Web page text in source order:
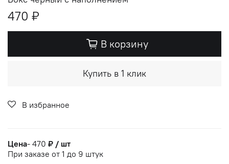
470 ₽
В корзину
Купить в 1 клик
В избранное
Цена- 470 ₽ / шт
При заказе от 1 до 9 штук